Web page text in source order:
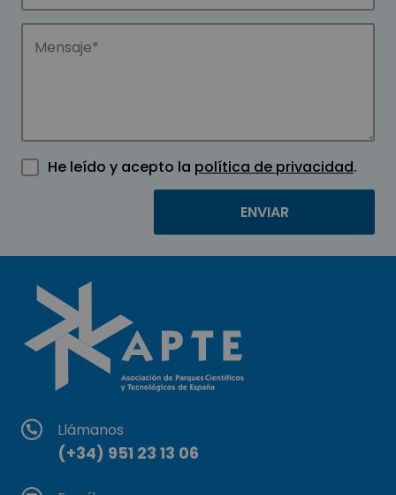
He leído y acepto la política de privacidad.
Llámanos
(+34) 951 23 13 06